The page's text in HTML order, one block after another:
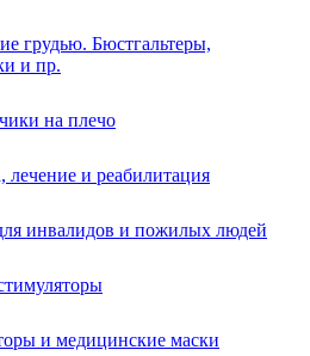
грудью. Бюстгальтеры,
и пр.
на плечо
лечение и реабилитация
инвалидов и пожилых людей
и медицинские маски